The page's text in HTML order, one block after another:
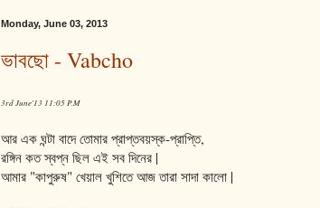
Monday, June 03, 2013
ভাবছো - Vabcho
3rd June'13 11:05 P.M
আর এক ঘন্টা বাদে তোমার প্রাপ্তবয়স্ক-প্রাপ্তি,
রঙ্গিন কত স্বপ্ন ছিল এই সব দিনের |
আমার "কাপুরুষ" খেয়াল খুশিতে আজ তারা সাদা কালো |